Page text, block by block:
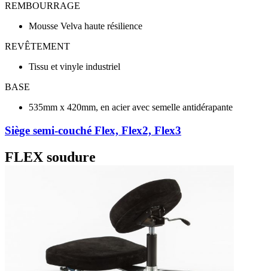
REMBOURRAGE
Mousse Velva haute résilience
REVÊTEMENT
Tissu et vinyle industriel
BASE
535mm x 420mm, en acier avec semelle antidérapante
Siège semi-couché Flex, Flex2, Flex3
FLEX soudure